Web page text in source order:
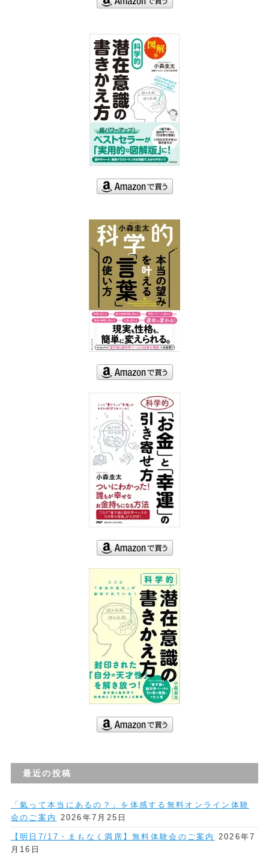
最近の投稿
「氣って本当にあるの？」を体感する無料オンライン体験
会のご案内
2026年7月25日
【明日7/17・まもなく満席】無料体験会のご案内
2026年7
月16日